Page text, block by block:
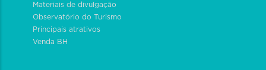
Materiais de divulgação
Observatório do Turismo
Principais atrativos
Venda BH